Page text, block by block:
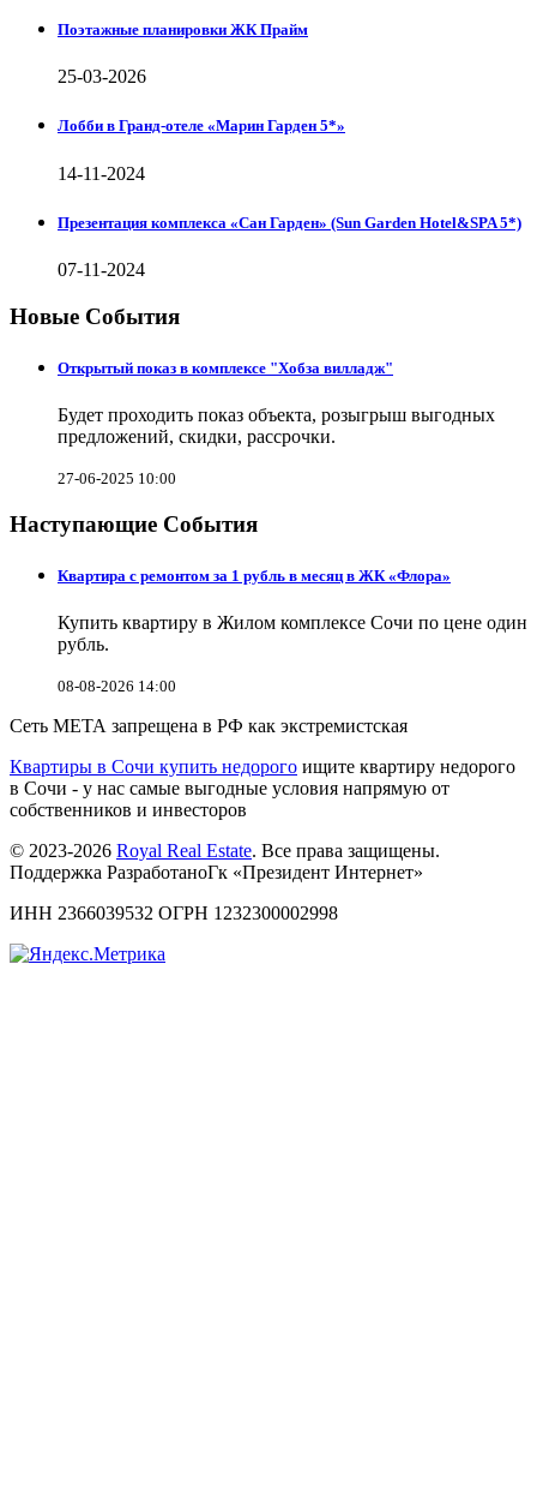
Поэтажные планировки ЖК Прайм
25-03-2026
Лобби в Гранд-отеле «Марин Гарден 5*»
14-11-2024
Презентация комплекса «Сан Гарден» (Sun Garden Hotel&SPA 5*)
07-11-2024
Новые События
Открытый показ в комплексе "Хобза вилладж"
Будет проходить показ объекта, розыгрыш выгодных
предложений, скидки, рассрочки.
27-06-2025 10:00
Наступающие События
Квартира с ремонтом за 1 рубль в месяц в ЖК «Флора»
Купить квартиру в Жилом комплексе Сочи по цене один
рубль.
08-08-2026 14:00
Сеть МЕТА запрещена в РФ как экстремистская
Квартиры в Сочи купить недорого ищите квартиру недорого
в Сочи - у нас самые выгодные условия напрямую от
собственников и инвесторов
© 2023-2026 Royal Real Estate. Все права защищены.
Поддержка РазработаноГк «Президент Интернет»
ИНН 2366039532 ОГРН 1232300002998